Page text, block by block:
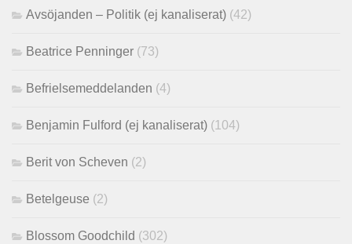
Avsöjanden – Politik (ej kanaliserat) (42)
Beatrice Penninger (73)
Befrielsemeddelanden (4)
Benjamin Fulford (ej kanaliserat) (104)
Berit von Scheven (2)
Betelgeuse (2)
Blossom Goodchild (302)